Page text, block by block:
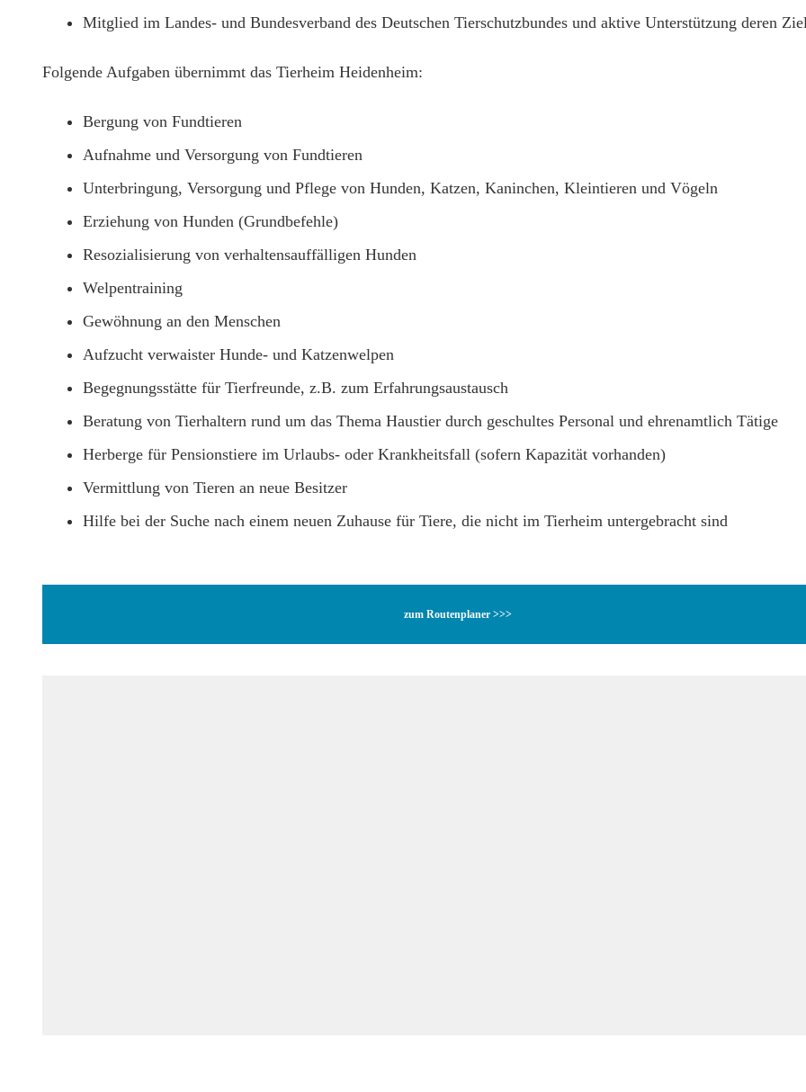
Mitglied im Landes- und Bundesverband des Deutschen Tierschutzbundes und aktive Unterstützung deren
Folgende Aufgaben übernimmt das Tierheim Heidenheim:
Bergung von Fundtieren
Aufnahme und Versorgung von Fundtieren
Unterbringung, Versorgung und Pflege von Hunden, Katzen, Kaninchen, Kleintieren und Vögeln
Erziehung von Hunden (Grundbefehle)
Resozialisierung von verhaltensauffälligen Hunden
Welpentraining
Gewöhnung an den Menschen
Aufzucht verwaister Hunde- und Katzenwelpen
Begegnungsstätte für Tierfreunde, z.B. zum Erfahrungsaustausch
Beratung von Tierhaltern rund um das Thema Haustier durch geschultes Personal und ehrenamtlich Tätige
Herberge für Pensionstiere im Urlaubs- oder Krankheitsfall (sofern Kapazität vorhanden)
Vermittlung von Tieren an neue Besitzer
Hilfe bei der Suche nach einem neuen Zuhause für Tiere, die nicht im Tierheim untergebracht sind
zum Routenplaner >>>